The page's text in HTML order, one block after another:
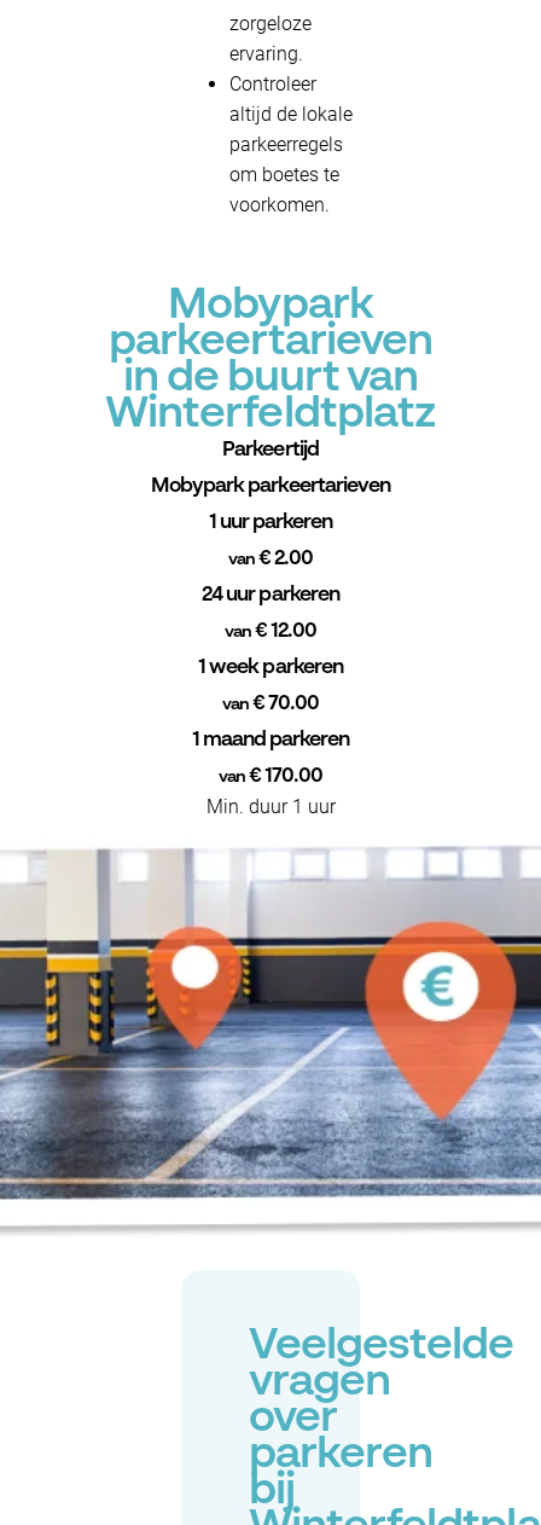
zorgeloze
ervaring.
Controleer
altijd de lokale
parkeerregels
om boetes te
voorkomen.
Mobypark
parkeertarieven
in de buurt van
Winterfeldtplatz
Parkeertijd
Mobypark parkeertarieven
1 uur parkeren
van€ 2.00
24 uur parkeren
van€ 12.00
1 week parkeren
van€ 70.00
1 maand parkeren
van€ 170.00
Min. duur 1 uur
Veelgestelde
vragen
over
parkeren
bij